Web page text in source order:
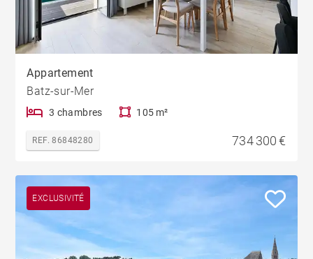
Appartement
Batz-sur-Mer
3 chambres 105 m²
REF. 86848280 734 300 €
EXCLUSIVITÉ